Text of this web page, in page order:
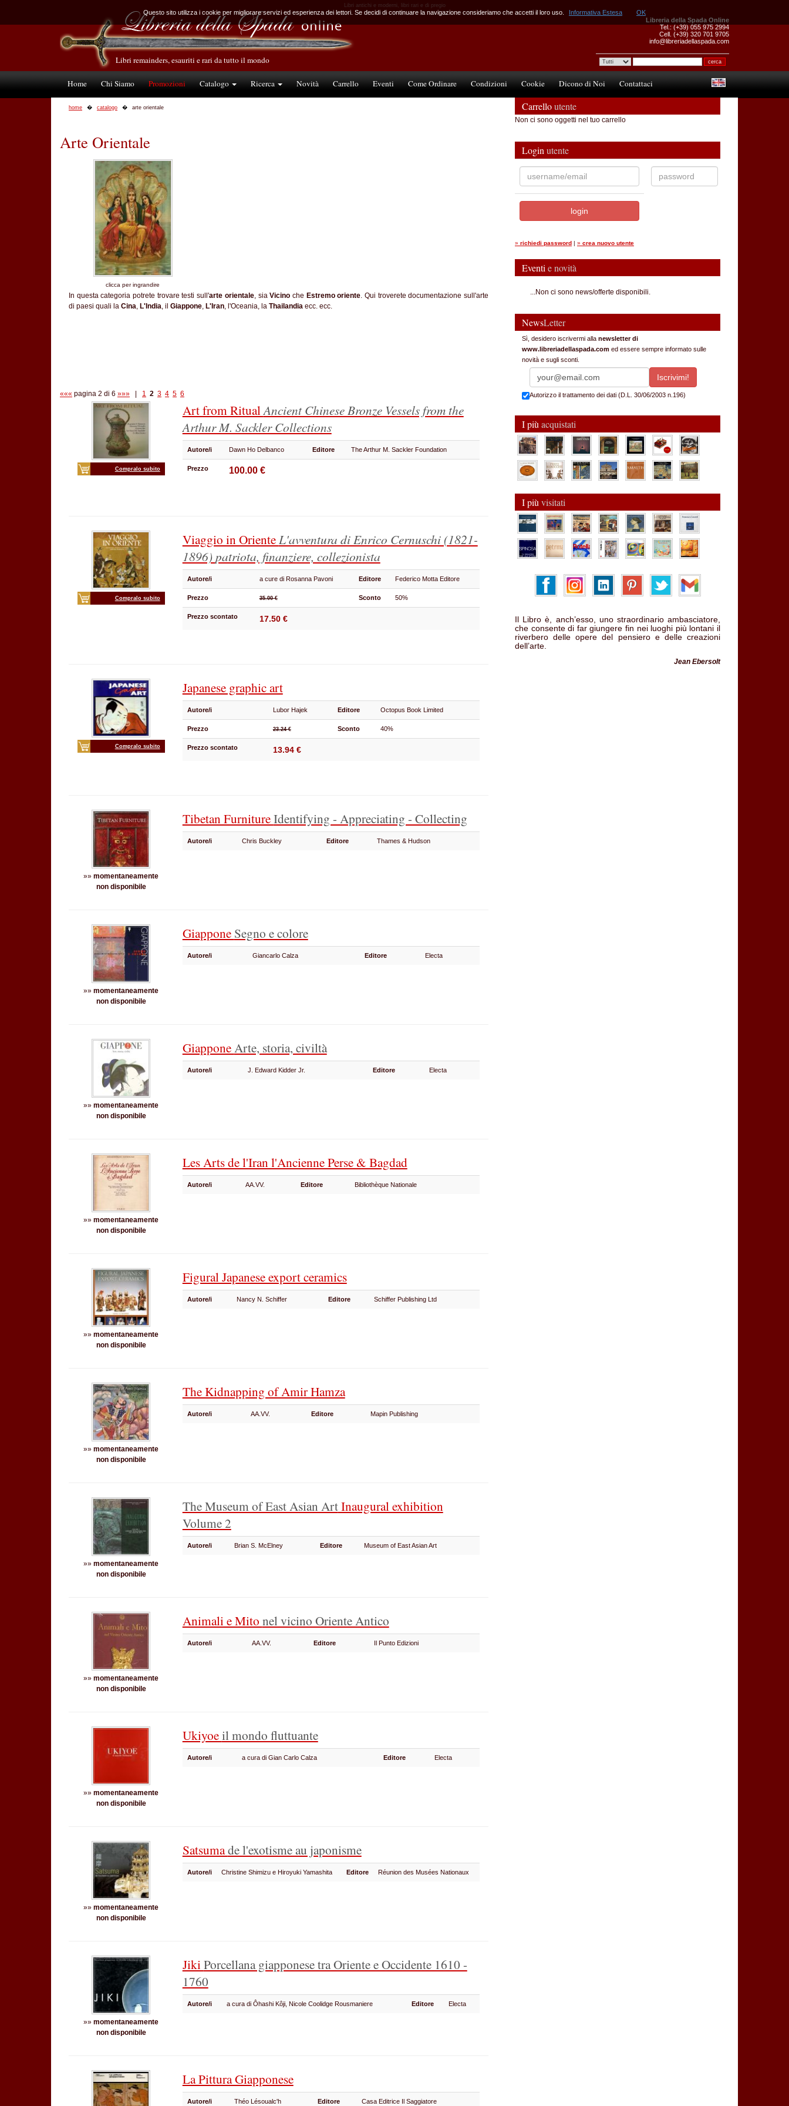
Libri antichi e moderni, libri rari e di pregio
Libreria della Spada Online
Tel.: (+39) 055 975 2994
Cell. (+39) 320 701 9705
info@libreriadellaspada.com
Libri remainders, esauriti e rari da tutto il mondo
Home Chi Siamo Promozioni Catalogo Ricerca Novità Carrello Eventi Come Ordinare Condizioni Cookie Dicono di Noi Contattaci
home catalogo arte orientale
Arte Orientale
clicca per ingrandire
In questa categoria potrete trovare testi sull'arte orientale, siaVicino che Estremo oriente. Qui troverete documentazione sull'arte
di paesi quali la Cina, L'India, il Giappone, L'Iran, l'Oceania, la Thailandia ecc. ecc.
««« pagina 2 di 6 »»» 1 2 3 4 5 6
Compralo subito
Art from RitualAncient Chinese Bronze Vessels from the
Arthur M. Sackler Collections
Autore/i Dawn Ho Delbanco Editore The Arthur M. Sackler Foundation
Prezzo 100.00 €
Compralo subito
Viaggio in OrienteL'avventura di Enrico Cernuschi (1821-
1896) patriota, finanziere, collezionista
Autore/i a cure di Rosanna Pavoni Editore Federico Motta Editore
Prezzo 35.00 € Sconto 50%
Prezzo scontato 17.50 €
Compralo subito
Japanese graphic art
Autore/i Lubor Hajek Editore Octopus Book Limited
Prezzo 23.24 € Sconto 40%
Prezzo scontato 13.94 €
»»momentaneamente
non disponibile
Tibetan FurnitureIdentifying - Appreciating - Collecting
Autore/i Chris Buckley Editore Thames & Hudson
»»momentaneamente
non disponibile
Giappone Segno e colore
Autore/i Giancarlo Calza Editore Electa
»»momentaneamente
non disponibile
GiapponeArte, storia, civiltà
Autore/i J. Edward Kidder Jr. Editore Electa
»»momentaneamente
non disponibile
Les Arts de l'Iran l'Ancienne Perse & Bagdad
Autore/i AA.VV. Editore Bibliothèque Nationale
»»momentaneamente
non disponibile
Figural Japanese export ceramics
Autore/i Nancy N. Schiffer Editore Schiffer Publishing Ltd
»»momentaneamente
non disponibile
The Kidnapping of Amir Hamza
Autore/i AA.VV. Editore Mapin Publishing
»»momentaneamente
non disponibile
The Museum of East Asian ArtInaugural exhibition
Volume 2
Autore/i Brian S. McElney Editore Museum of East Asian Art
»»momentaneamente
non disponibile
Animali e Mito nel vicino Oriente Antico
Autore/i AA.VV. Editore Il Punto Edizioni
»»momentaneamente
non disponibile
Ukiyoeil mondo fluttuante
Autore/i a cura di Gian Carlo Calza Editore Electa
»»momentaneamente
non disponibile
Satsumade l'exotisme au japonisme
Autore/i Christine Shimizu e Hiroyuki Yamashita Editore Réunion des Musées Nationaux
»»momentaneamente
non disponibile
JikiPorcellana giapponese tra Oriente e Occidente 1610 -
1760
Autore/i a cura di Ôhashi Kôji, Nicole Coolidge Rousmaniere Editore Electa
La Pittura Giapponese
Autore/i Théo Lésoualc'h Editore Casa Editrice Il Saggiatore
Carrelloutente
Non ci sono oggetti nel tuo carrello
Login utente
» richiedi password | » crea nuovo utente
Eventi e novità
...Non ci sono news/offerte disponibili.
NewsLetter
Sì, desidero iscrivermi alla newsletter di
www.libreriadellaspada.com ed essere sempre informato sulle
novità e sugli sconti.
Autorizzo il trattamento dei dati (D.L. 30/06/2003 n.196)
I più acquistati
I più visitati
Il Libro è, anch’esso, uno straordinario ambasciatore,
che consente di far giungere fin nei luoghi più lontani il
riverbero delle opere del pensiero e delle creazioni
dell’arte.
Jean Ebersolt
Questo sito utilizza i cookie per migliorare servizi ed esperienza dei lettori. Se decidi di continuare la navigazione consideriamo che accetti il loro uso. Informativa Estesa OK